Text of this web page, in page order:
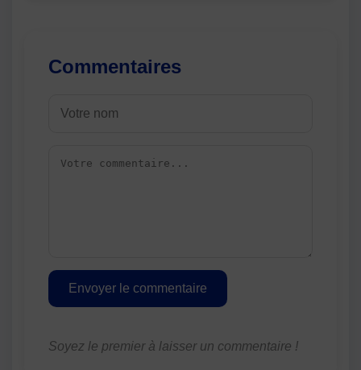
Commentaires
Envoyer le commentaire
Soyez le premier à laisser un commentaire !